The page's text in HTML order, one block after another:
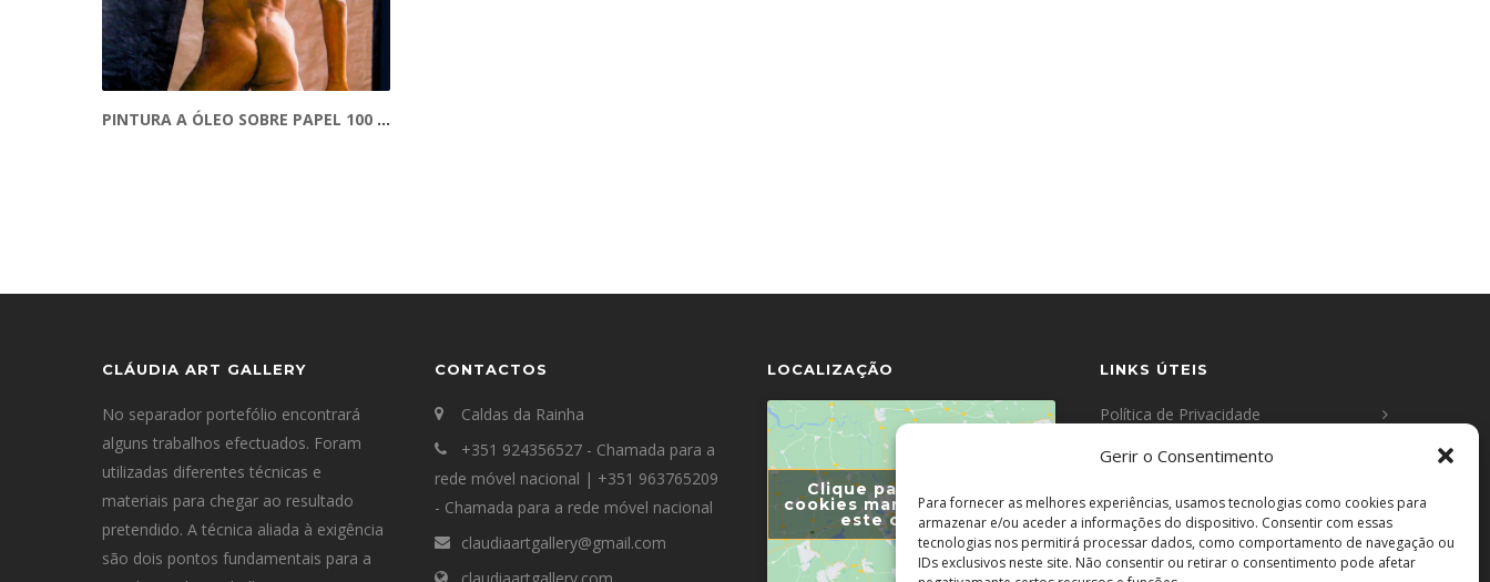
Gerir o Consentimento
Para fornecer as melhores experiências, usamos tecnologias como cookies para
armazenar e/ou aceder a informações do dispositivo. Consentir com essas
tecnologias nos permitirá processar dados, como comportamento de navegação ou
IDs exclusivos neste site. Não consentir ou retirar o consentimento pode afetar
PINTURA A ÓLEO SOBRE PAPEL 100 CM X 70 CM
CLÁUDIA ART GALLERY
No separador portefólio encontrará
alguns trabalhos efectuados. Foram
utilizadas diferentes técnicas e
materiais para chegar ao resultado
pretendido. A técnica aliada à exigência
são dois pontos fundamentais para a
CONTACTOS
Caldas da Rainha
+351 924356527 - Chamada para a
rede móvel nacional | +351 963765209
- Chamada para a rede móvel nacional
claudiaartgallery@gmail.com
LOCALIZAÇÃO
Clique para aceitar os
cookies marketing e ativar
este conteúdo
LINKS ÚTEIS
Política de Privacidade
Política de Cookies
Resolução de Conflitos
Livro de Reclamações